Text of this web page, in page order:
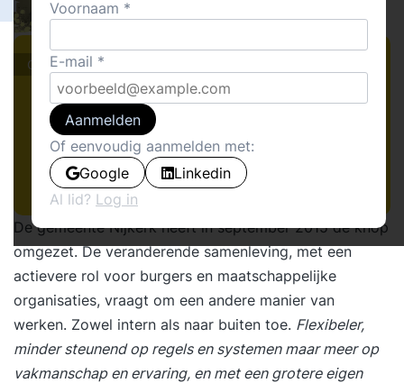
Walter van Hulst
3
Cover stories · Cases
De gemeente Nijkerk heeft in september 2015 de knop
omgezet. De veranderende samenleving, met een
actievere rol voor burgers en maatschappelijke
organisaties, vraagt om een andere manier van
werken. Zowel intern als naar buiten toe. Flexibeler,
minder steunend op regels en systemen maar meer op
vakmanschap en ervaring, en met een grotere eigen
Voornaam
E-mail
Aanmelden
Of eenvoudig aanmelden met:
Google
Linkedin
Al lid? Log in